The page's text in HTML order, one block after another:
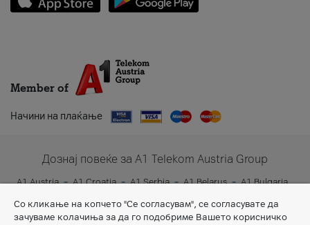
Member of
Начини на плаќање
Дознај повеќе за A1 Telekom Austria Group
A1 Austria A1 Croatia A1 Serbia A1 Belarus
A1 Bulgaria
A1 Slovenia
A1 Digital
Со кликање на копчето "Се согласувам", се согласувате да
зачуваме колачиња за да го подобриме Вашето корисничко